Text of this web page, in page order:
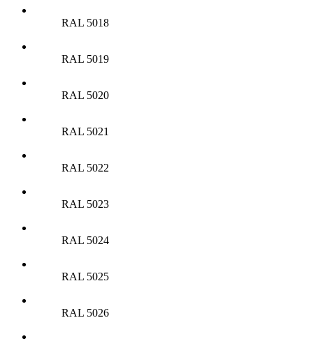
RAL 5018
RAL 5019
RAL 5020
RAL 5021
RAL 5022
RAL 5023
RAL 5024
RAL 5025
RAL 5026